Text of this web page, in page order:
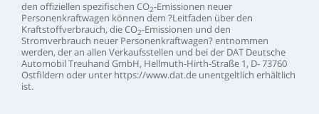
den offiziellen spezifischen CO2-Emissionen neuer
Personenkraftwagen können dem ?Leitfaden überden
Kraftstoffverbrauch, dieCO2-Emissionen und den
Stromverbrauch neuer Personenkraftwagen? entnommen
werden, deran allen Verkaufsstellen und beider DAT Deutsche
AutomobilTreuhand GmbH, Hellmuth-Hirth-Straße 1, D-73760
Ostfildern oder unter https://www.dat.de unentgeltlich erhältlich
ist.